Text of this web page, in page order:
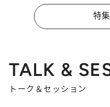
特
TALK &
トーク＆セッション